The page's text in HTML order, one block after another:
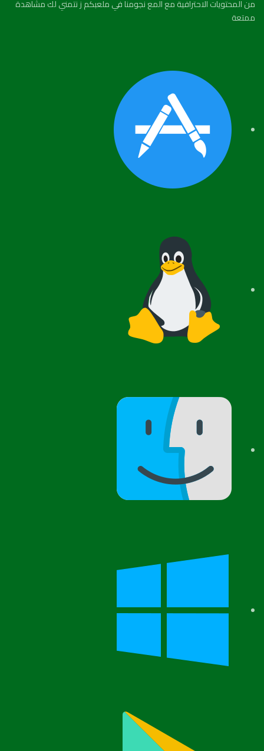
من المحتويات الاحترافية مع المع نجومنا في ملعبكم ز نتمني لك مشاهدة
ممتعة